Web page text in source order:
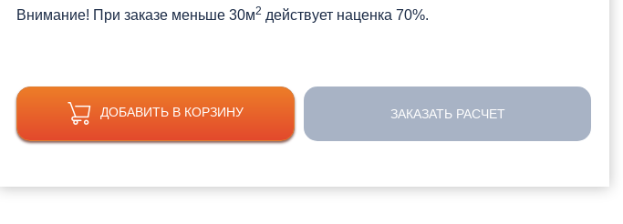
Внимание! При заказе меньше 30м2 действует наценка 70%.
ДОБАВИТЬ В КОРЗИНУ ЗАКАЗАТЬ РАСЧЕТ